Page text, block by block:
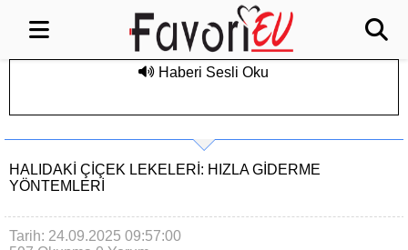
Haberi Sesli Oku
HALIDAKI ÇIÇEK LEKELERI: HIZLA GIDERME
YÖNTEMLERI
Tarih: 24.09.2025 09:57:00